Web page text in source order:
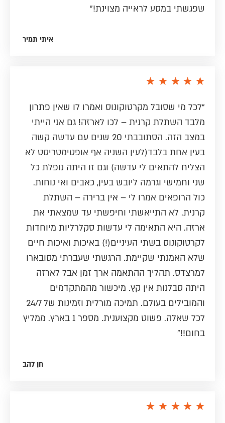
שפגשתי במסע לראייה מצוינת!”
איתי תמיר
“לכל מי שסובל מקרטוקונוס ואמרו לו שאין פתרון
מלבד השתלת קרנית – לכו לארזה! גם אני הייתי
במצב הזה. הסתובבתי 20 שנים עם עדשה קשה
בעין אחת בלבד(לעין השניה אף אופטימטריסט לא
הצליח להתאים לי עדשה) וגם זו היתה נופלת כל
שני וחמישי וגרמה ליובש בעין, כאבים ואי נוחות.
כול הרופאים אמרו לי – אין ברירה – השתלת
קרנית. לא התייאשתי וחיפשתי עד שמצאתי את
ארזה. היא התאימה לי עדשות סקלרליות מיוחדות
לקרטוקונוס בשתי העיניים(!) באיכות ואיכות חיים
שלא האמנתי שקיימת. הרגשתי שעברתי מסובארו
למרצדס. תהליך ההתאמה ארך זמן אבל לארזה
היתה סבלנות אין קץ. מיכשור מהמתקדמים
והמובילים בעולם. תמיכה מורלית וזמינות של 24/7
לכל שאלה. פשוט מקצוענית. מספר 1 בארץ. ממליץ
בחום!!”
חן להב